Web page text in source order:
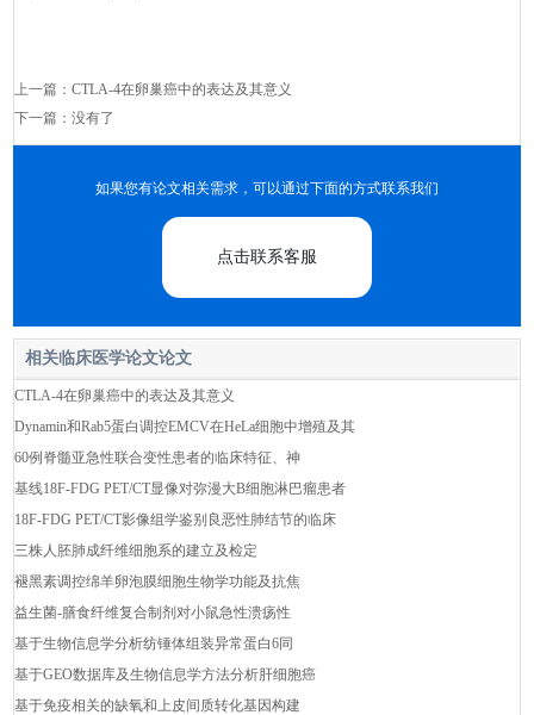
上一篇：CTLA-4在卵巢癌中的表达及其意义
下一篇：没有了
如果您有论文相关需求，可以通过下面的方式联系我们
点击联系客服
相关临床医学论文论文
CTLA-4在卵巢癌中的表达及其意义
Dynamin和Rab5蛋白调控EMCV在HeLa细胞中增殖及其
60例脊髓亚急性联合变性患者的临床特征、神
基线18F-FDG PET/CT显像对弥漫大B细胞淋巴瘤患者
18F-FDG PET/CT影像组学鉴别良恶性肺结节的临床
三株人胚肺成纤维细胞系的建立及检定
褪黑素调控绵羊卵泡膜细胞生物学功能及抗焦
益生菌-膳食纤维复合制剂对小鼠急性溃疡性
基于生物信息学分析纺锤体组装异常蛋白6同
基于GEO数据库及生物信息学方法分析肝细胞癌
基于免疫相关的缺氧和上皮间质转化基因构建